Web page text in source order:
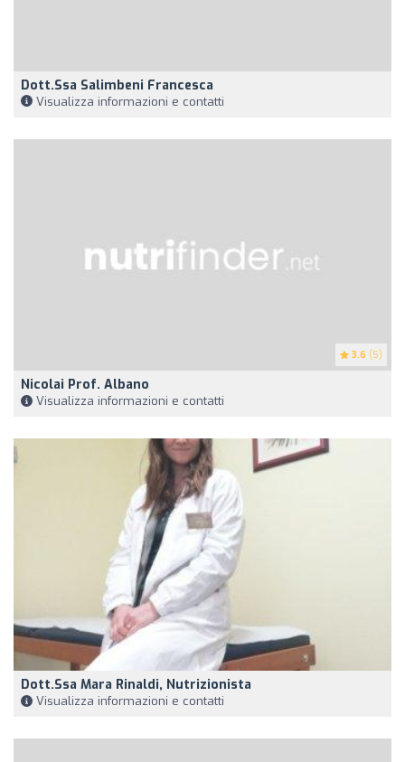
Dott.ssa Salimbeni Francesca
Visualizza informazioni e contatti
3.6 (5)
Nicolai Prof. Albano
Visualizza informazioni e contatti
Dott.ssa Mara Rinaldi, Nutrizionista
Visualizza informazioni e contatti